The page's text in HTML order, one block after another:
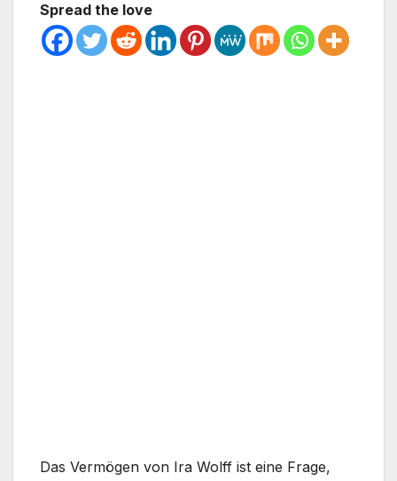
Spread the love
Das Vermögen von Ira Wolff ist eine Frage,